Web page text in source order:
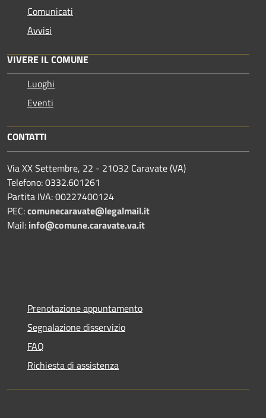
Comunicati
Avvisi
VIVERE IL COMUNE
Luoghi
Eventi
CONTATTI
Via XX Settembre, 22 - 21032 Caravate (VA)
Telefono: 0332.601261
Partita IVA: 00227400124
PEC:comunecaravate@legalmail.it
Mail: info@comune.caravate.va.it
Prenotazione appuntamento
Segnalazione disservizio
FAQ
Richiesta di assistenza